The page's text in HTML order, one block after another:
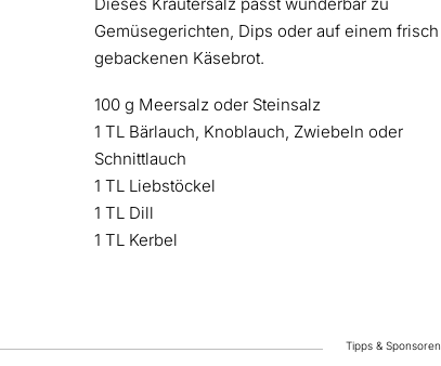
Gemüsegerichten, Dips oder auf einem frisch
gebackenen Käsebrot.
100 g Meersalz oder Steinsalz
1 TL Bärlauch, Knoblauch, Zwiebeln oder
Schnittlauch
1 TL Liebstöckel
1 TL Dill
1 TL Kerbel
Tipps & Sponsoren